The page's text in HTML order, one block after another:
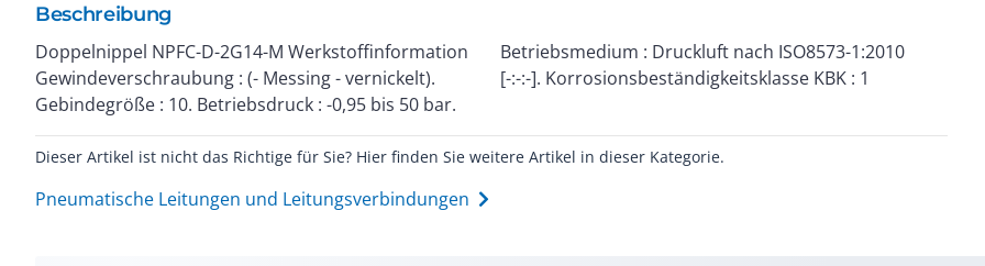
Beschreibung
Doppelnippel NPFC-D-2G14-M Werkstoffinformation
Gewindeverschraubung : (- Messing - vernickelt).
Gebindegröße : 10. Betriebsdruck : -0,95 bis 50 bar.
Betriebsmedium : Druckluft nach ISO8573-1:2010
[-:-:-]. Korrosionsbeständigkeitsklasse KBK : 1
Dieser Artikel ist nicht das Richtige für Sie? Hier finden Sie weitere Artikel in dieser Kategorie.
Pneumatische Leitungen und Leitungsverbindungen